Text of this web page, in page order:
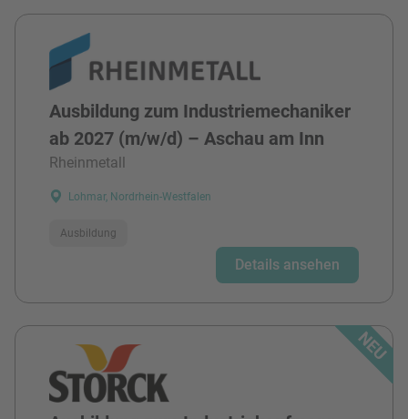
Ausbildung zum Industriemechaniker
ab 2027 (m/w/d) – Aschau am Inn
Rheinmetall
Lohmar, Nordrhein-Westfalen
Ausbildung
Details ansehen